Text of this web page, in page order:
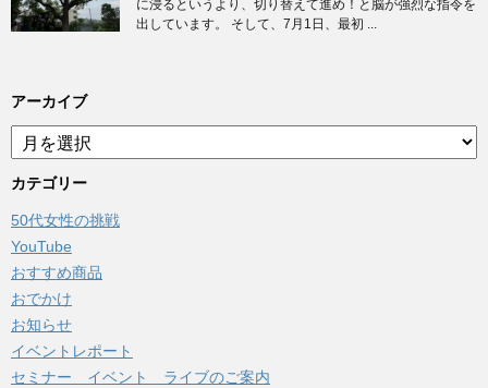
に浸るというより、切り替えて進め！と脳が強烈な指令を
出しています。 そして、7月1日、最初 ...
アーカイブ
ア
ー
カ
ブ
カテゴリー
50代女性の挑戦
YouTube
おすすめ商品
おでかけ
お知らせ
イベントレポート
セミナー イベント ライブのご案内